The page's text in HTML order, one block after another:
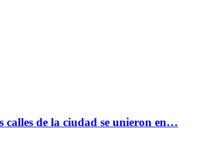
calles de la ciudad se unieron en…